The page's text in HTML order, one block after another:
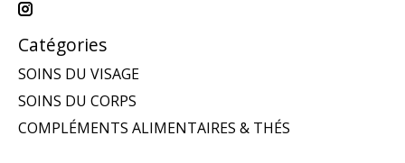
Catégories
SOINS DU VISAGE
SOINS DU CORPS
COMPLÉMENTS ALIMENTAIRES & THÉS